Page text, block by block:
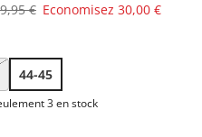
€ Economisez30,00 €
44-45
3 en stock